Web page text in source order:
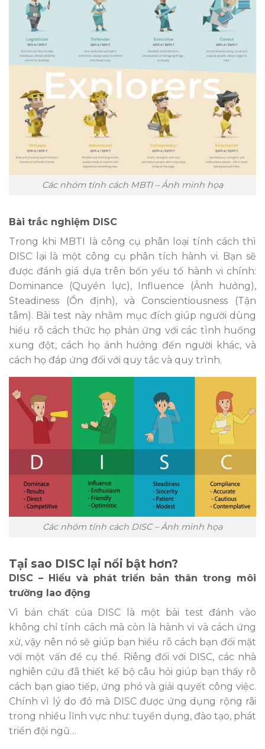
Các nhóm tính cách MBTI – Ảnh minh họa
Bài trắc nghiệm DISC
Trong khi MBTI là công cụ phân loại tính cách thì
DISC lại là một công cụ phân tích hành vi. Bạn sẽ
được đánh giá dựa trên bốn yếu tố hành vi chính:
Dominance (Quyền lực), Influence (Ảnh hưởng),
Steadiness (Ổn định), và Conscientiousness (Tận
tâm). Bài test này nhằm mục đích giúp người dùng
hiểu rõ cách thức họ phản ứng với các tình huống
xung đột, cách họ ảnh hưởng đến người khác, và
cách họ đáp ứng đối với quy tắc và quy trình.
Các nhóm tính cách DISC – Ảnh minh họa
Tại sao DISC lại nổi bật hơn?
DISC – Hiểu và phát triển bản thân trong môi
trường lao động
Vì bản chất của DISC là một bài test đánh vào
không chỉ tính cách mà còn là hành vi và cách ứng
xử, vậy nên nó sẽ giúp bạn hiểu rõ cách bạn đối mặt
với một vấn đề cụ thể. Riêng đối với DISC, các nhà
nghiên cứu đã thiết kế bộ câu hỏi giúp bạn thấy rõ
cách bạn giao tiếp, ứng phó và giải quyết công việc.
Chính vì lý do đó mà DISC được ứng dụng rộng rãi
trong nhiều lĩnh vực như: tuyển dụng, đào tạo, phát
triển đội ngũ…